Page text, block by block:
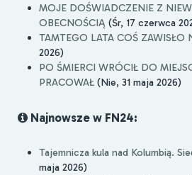
MOJE DOŚWIADCZENIE Z
OBECNOŚCIĄ (Śr, 17 czerwca
TAMTEGO LATA COŚ ZAWISŁO
2026)
PO ŚMIERCI WRÓCIŁ DO
PRACOWAŁ (Nie, 31 maja 2026)
Najnowsze w FN24:
Tajemnicza kula nad Kolumbią.
maja 2026)